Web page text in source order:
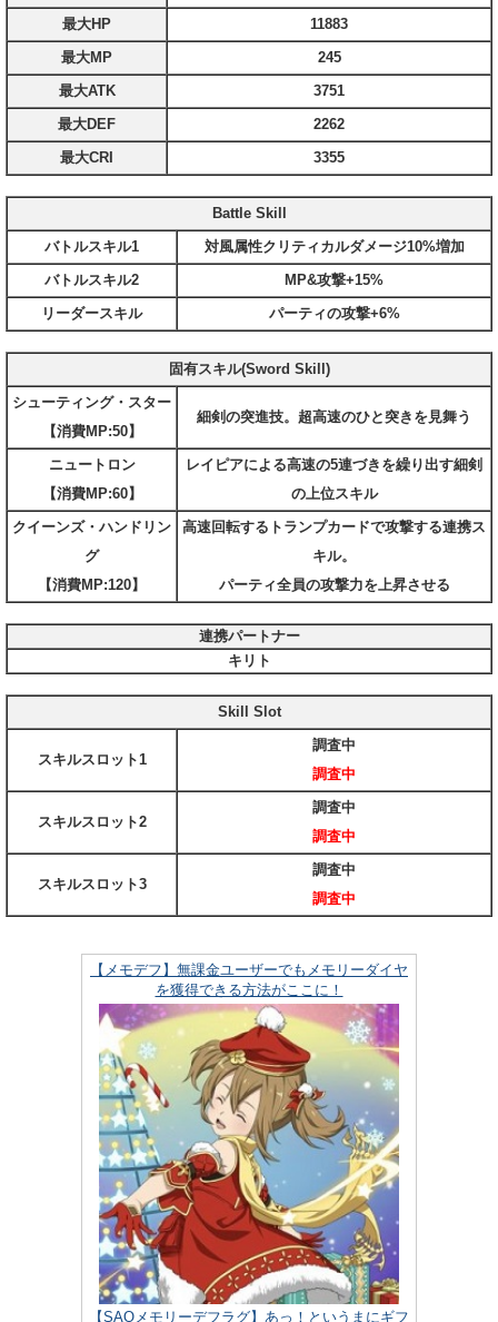
最大HP
11883
最大MP
245
最大ATK
3751
最大DEF
2262
最大CRI
3355
Battle Skill
バトルスキル1
対風属性クリティカルダメージ10%増加
バトルスキル2
MP&攻撃+15%
リーダースキル
パーティの攻撃+6%
固有スキル(Sword Skill)
シューティング・スター
【消費MP:50】
細剣の突進技。超高速のひと突きを見舞う
ニュートロン
【消費MP:60】
レイピアによる高速の5連づきを繰り出す細剣
の上位スキル
クイーンズ・ハンドリン
グ
【消費MP:120】
高速回転するトランプカードで攻撃する連携ス
キル。
パーティ全員の攻撃力を上昇させる
連携パートナー
キリト
Skill Slot
スキルスロット1
調査中
調査中
スキルスロット2
調査中
調査中
スキルスロット3
調査中
調査中
【メモデフ】無課金ユーザーでもメモリーダイヤ
を獲得できる方法がここに！
【SAOメモリーデフラグ】あっ！というまにギフ